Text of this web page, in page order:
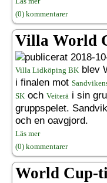
(0) kommentarer
Villa World
2018-
Villa Lidköping BK blev
i finalen mot
SK och Veiterä i sin
gruppspelet.
och en oavgjord.
Läs mer
(0) kommentarer
World Cup-